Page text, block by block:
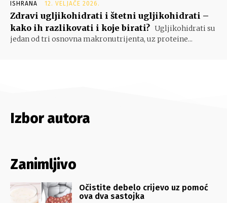
ISHRANA 12. VELJAČE 2026.
Zdravi ugljikohidrati i štetni ugljikohidrati –
kako ih razlikovati i koje birati? Ugljikohidrati su
jedan od tri osnovna makronutrijenta, uz proteine...
Izbor autora
Zanimljivo
Očistite debelo crijevo uz pomoć
ova dva sastojka